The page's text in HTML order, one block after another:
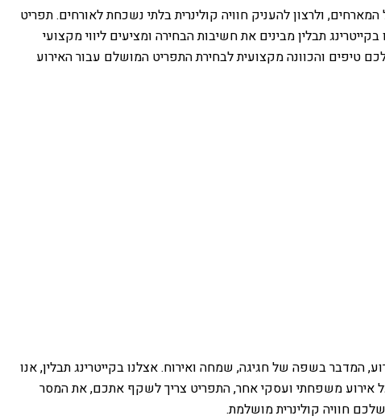
ולרצון להעניק חוויה קולינרית בלתי נשכחת לאורחים. תפריט
תבלין מבינים את חשיבות הבחירה ומציעים ליווי מקצועי
טיפים והכוונה מקצועית לבחירת התפריט המושלם עבור האירוע
המדבר בשפה של חגיגה, שמחה ואירוח. אצלנו בקייטרינג תבלין, אנו
אירוע משפחתי ועסקי אחר, התפריט צריך לשקף אתכם, את המסר
חוויה קולינרית מושלמת.